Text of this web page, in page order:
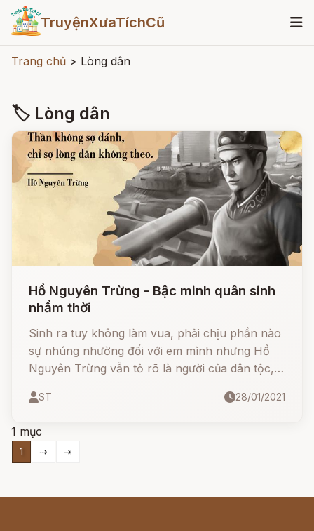
TruyệnXưaTíchCũ
Trang chủ > Lòng dân
🏷 Lòng dân
Hồ Nguyên Trừng - Bậc minh quân sinh
nhầm thời
Sinh ra tuy không làm vua, phải chịu phần nào
sự nhúng nhường đối với em mình nhưng Hồ
Nguyên Trừng vẫn tỏ rõ là người của dân tộc,
ông không quan tâm đến đó là "Lòng dân".
ST 28/01/2021
1 mục
1 ⇢ ⇥